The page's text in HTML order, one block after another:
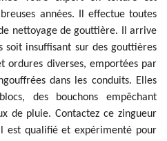
années. Il effectue toutes
nettoyage de gouttière. Il arrive
soit insuffisant sur des gouttières
ordures diverses, emportées par
dans les conduits. Elles
des bouchons empêchant
de pluie. Contactez ce zingueur
est qualifié et expérimenté pour